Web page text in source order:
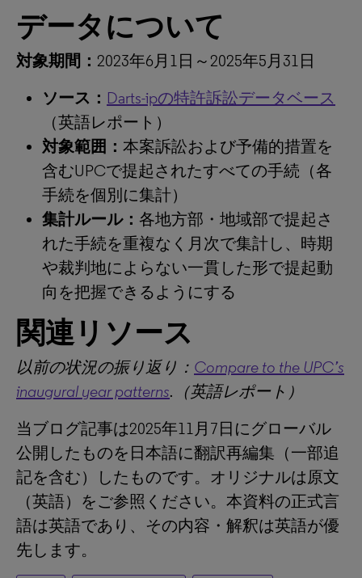
データについて
対象期間： 2023年6月1日～2025年5月31日
ソース： Darts-ipの特許訴訟データベース
（英語レポート）
対象範囲： 本案訴訟および予備的措置を
含むUPCで提起されたすべての手続（各
手続を個別に集計）
集計ルール： 各地方部・地域部で提起さ
れた手続を重複なく月次で集計し、時期
や裁判地によらない一貫した形で提起動
向を把握できるようにする
関連リソース
以前の状況の振り返り： Compare to the UPC’s
inaugural year patterns. （英語レポート）
当ブログ記事は2025年11月7日にグローバル
公開したものを日本語に翻訳再編集（一部追
記を含む）したものです。オリジナルは原文
（英語）をご参照ください。本資料の正式言
語は英語であり、その内容・解釈は英語が優
先します。